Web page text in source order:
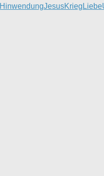
HinwendungJesusKrieg Liebe